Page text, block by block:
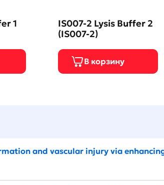
1
IS007-2 Lysis Buffer 2
(IS007-2)
and vascular injury via